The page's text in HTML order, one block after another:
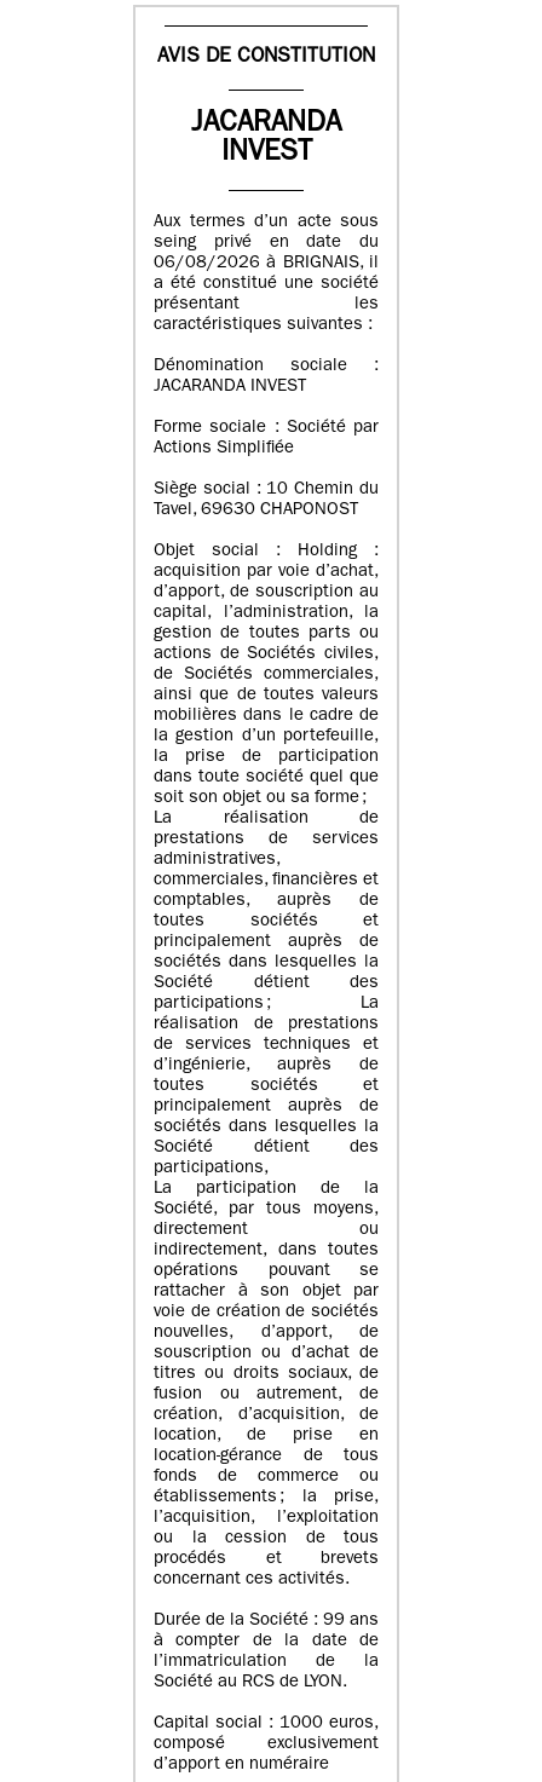
AVIS DE CONSTITUTION
JACARANDA
INVEST
Aux termes d’un acte sous
seing privé en date du
06/08/2026 à BRIGNAIS, il
a été constitué une société
présentant les
caractéristiques suivantes :
Dénomination sociale :
JACARANDA INVEST
Forme sociale : Société par
Actions Simplifiée
Siège social : 10 Chemin du
Tavel, 69630 CHAPONOST
Objet social : Holding :
acquisition par voie d’achat,
d’apport, de souscription au
capital, l’administration, la
gestion de toutes parts ou
actions de Sociétés civiles,
de Sociétés commerciales,
ainsi que de toutes valeurs
mobilières dans le cadre de
la gestion d’un portefeuille,
la prise de participation
dans toute société quel que
soit son objet ou sa forme ;
La réalisation de
prestations de services
administratives,
commerciales, financières et
comptables, auprès de
toutes sociétés et
principalement auprès de
sociétés dans lesquelles la
Société détient des
participations ; La
réalisation de prestations
de services techniques et
d’ingénierie, auprès de
toutes sociétés et
principalement auprès de
sociétés dans lesquelles la
Société détient des
participations,
La participation de la
Société, par tous moyens,
directement ou
indirectement, dans toutes
opérations pouvant se
rattacher à son objet par
voie de création de sociétés
nouvelles, d’apport, de
souscription ou d’achat de
titres ou droits sociaux, de
fusion ou autrement, de
création, d’acquisition, de
location, de prise en
location-gérance de tous
fonds de commerce ou
établissements ; la prise,
l’acquisition, l’exploitation
ou la cession de tous
procédés et brevets
concernant ces activités.
Durée de la Société : 99 ans
à compter de la date de
l’immatriculation de la
Société au RCS de LYON.
Capital social : 1000 euros,
composé exclusivement
d’apport en numéraire